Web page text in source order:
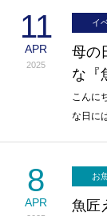
11
APR
2025
イ
母の
な『
こんに
な日に
8
APR
お
魚匠